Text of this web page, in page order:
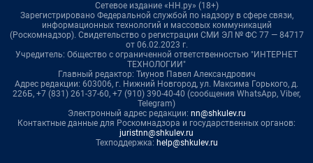
Сетевое издание «НН.ру» (18+)
Зарегистрировано Федеральной службой по надзору в сфере связи,
информационных технологий и массовых коммуникаций
(Роскомнадзор). Свидетельство о регистрации СМИ ЭЛ № ФС 77 — 84717
от 06.02.2023 г.
Учредитель: Общество с ограниченной ответственностью "ИНТЕРНЕТ
ТЕХНОЛОГИИ"
Главный редактор: Тиунов Павел Александрович
Адрес редакции: 603006, г. Нижний Новгород, ул. Максима Горького, д.
226Б, +7 (831) 261-37-60, +7 (910) 390-40-40 (сообщения WhatsApp, Viber,
Telegram)
Электронный адрес редакции: nn@shkulev.ru
Контактные данные для Роскомнадзора и государственных органов:
juristnn@shkulev.ru
Техподдержка: help@shkulev.ru